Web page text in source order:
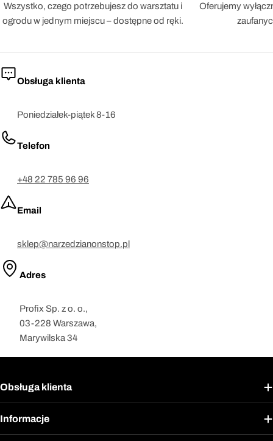
Wszystko, czego potrzebujesz do warsztatu i
ogrodu w jednym miejscu – dostępne od ręki.
Oferujemy
Obsługa klienta
Poniedziałek-piątek 8-16
Telefon
+48 22 785 96 96
Email
sklep@narzedzianonstop.pl
Adres
Profix Sp. z o. o.,
03-228 Warszawa,
Marywilska 34
Obsługa klienta
Informacje